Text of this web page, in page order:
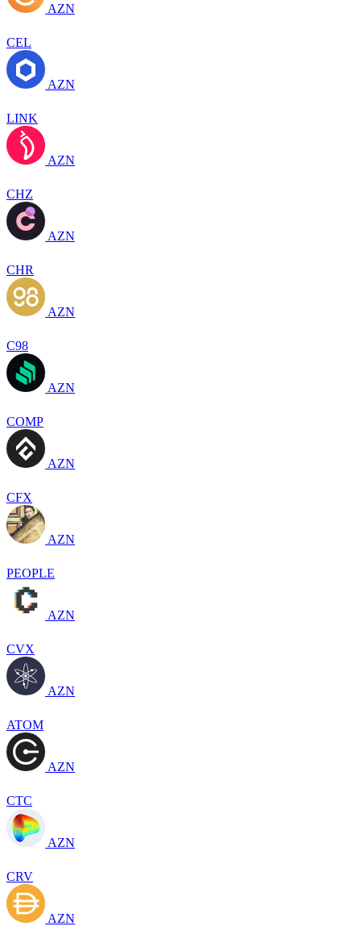
AZN
CEL
AZN
LINK
AZN
CHZ
AZN
CHR
AZN
C98
AZN
COMP
AZN
CFX
AZN
PEOPLE
AZN
CVX
AZN
ATOM
AZN
CTC
AZN
CRV
AZN